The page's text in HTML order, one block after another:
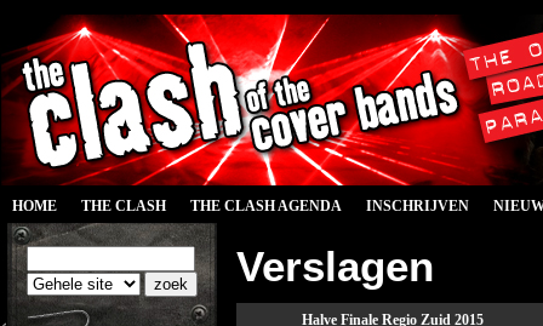
HOME THE CLASH THE CLASH AGENDA INSCHRIJVEN
Verslagen
Halve Finale Regio Zuid 2015